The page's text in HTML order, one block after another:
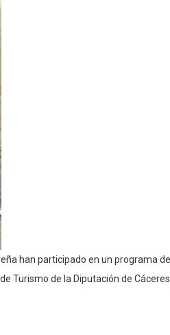
han participado en un programa
de la Diputación de